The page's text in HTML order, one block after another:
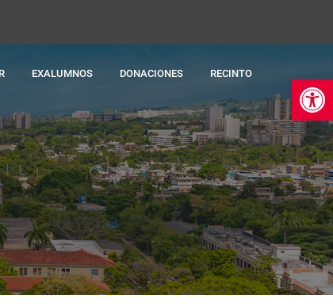
EXALUMNOS DONACIONES RECINTO